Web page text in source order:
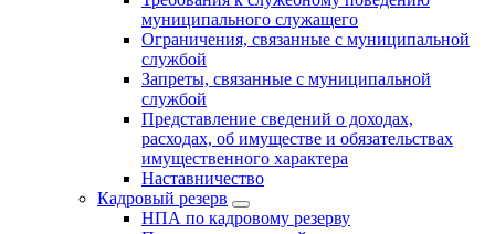
муниципального служащего
Ограничения, связанные с муниципальной
службой
Запреты, связанные с муниципальной
службой
Представление сведений о доходах,
расходах, об имуществе и обязательствах
имущественного характера
Наставничество
Кадровый резерв
НПА по кадровому резерву